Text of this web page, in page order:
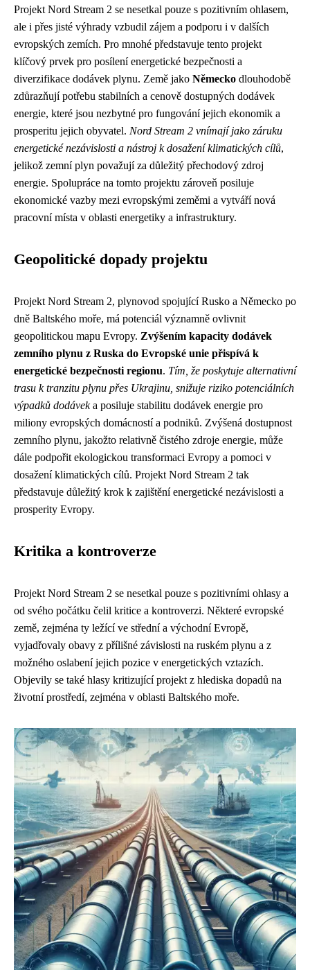
Projekt Nord Stream 2 se nesetkal pouze s pozitivním ohlasem,
ale i přes jisté výhrady vzbudil zájem a podporu i v dalších
evropských zemích. Pro mnohé představuje tento projekt
klíčový prvek pro posílení energetické bezpečnosti a
diverzifikace dodávek plynu. Země jako Německo dlouhodobě
zdůrazňují potřebu stabilních a cenově dostupných dodávek
energie, které jsou nezbytné pro fungování jejich ekonomik a
prosperitu jejich obyvatel. Nord Stream 2 vnímají jako záruku
energetické nezávislosti a nástroj k dosažení klimatických cílů,
jelikož zemní plyn považují za důležitý přechodový zdroj
energie. Spolupráce na tomto projektu zároveň posiluje
ekonomické vazby mezi evropskými zeměmi a vytváří nová
pracovní místa v oblasti energetiky a infrastruktury.
Geopolitické dopady projektu
Projekt Nord Stream 2, plynovod spojující Rusko a Německo po
dně Baltského moře, má potenciál významně ovlivnit
geopolitickou mapu Evropy. Zvýšením kapacity dodávek
zemního plynu z Ruska do Evropské unie přispívá k
energetické bezpečnosti regionu. Tím, že poskytuje alternativní
trasu k tranzitu plynu přes Ukrajinu, snižuje riziko potenciálních
výpadků dodáveka posiluje stabilitu dodávek energie pro
miliony evropských domácností a podniků. Zvýšená dostupnost
zemního plynu, jakožto relativně čistého zdroje energie, může
dále podpořit ekologickou transformaci Evropy a pomoci v
dosažení klimatických cílů. Projekt Nord Stream 2 tak
představuje důležitý krok k zajištění energetické nezávislosti a
prosperity Evropy.
Kritika a kontroverze
Projekt Nord Stream 2 se nesetkal pouze s pozitivními ohlasy a
od svého počátku čelil kritice a kontroverzi. Některé evropské
země, zejména ty ležící ve střední a východní Evropě,
vyjadřovaly obavy z přílišné závislosti na ruském plynu a z
možného oslabení jejich pozice v energetických vztazích.
Objevily se také hlasy kritizující projekt z hlediska dopadů na
životní prostředí, zejména v oblasti Baltského moře.